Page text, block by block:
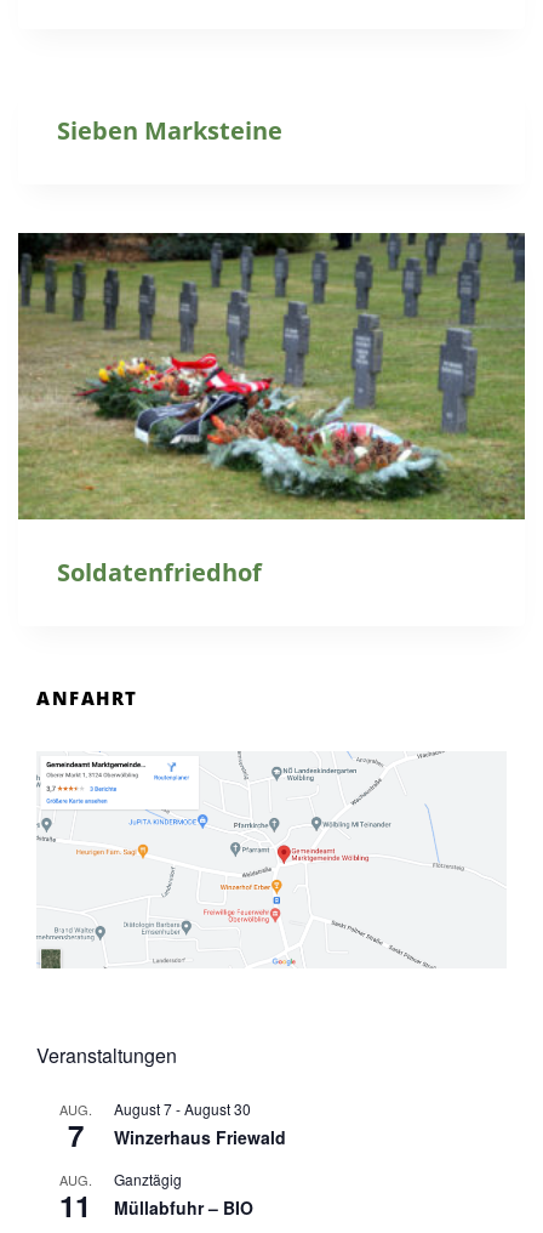
Sieben Marksteine
Soldatenfriedhof
ANFAHRT
Veranstaltungen
AUG.
7
August 7-August 30
Winzerhaus Friewald
AUG.
11
Ganztägig
Müllabfuhr – BIO